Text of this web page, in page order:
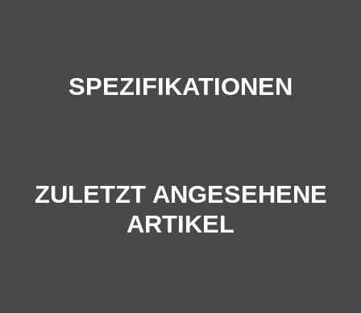
SPEZIFIKATIONEN
ZULETZT ANGESEHENE
ARTIKEL